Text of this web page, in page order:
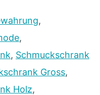
,
,
, Schmuckschrank
Gross,
Holz,